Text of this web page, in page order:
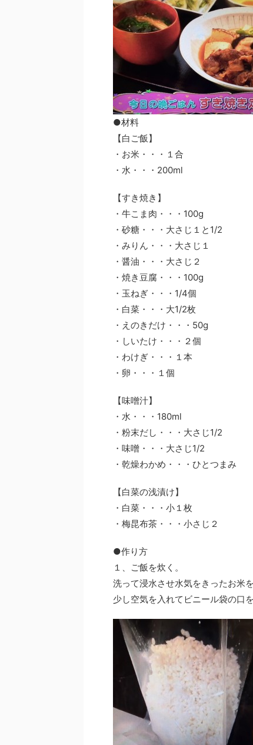
●材料
【白ご飯】
・お米・・・１合
・水・・・200ml
【すき焼き】
・牛こま肉・・・100g
・砂糖・・・大さじ１と1/2
・みりん・・・大さじ１
・醤油・・・大さじ２
・焼き豆腐・・・100g
・玉ねぎ・・・1/4個
・白菜・・・大1/2枚
・えのきだけ・・・50g
・しいたけ・・・２個
・わけぎ・・・１本
・卵・・・１個
【味噌汁】
・水・・・180ml
・粉末だし・・・大さじ1/2
・味噌・・・大さじ1/2
・乾燥わかめ・・・ひとつまみ
【白菜の浅漬け】
・白菜・・・小１枚
・梅昆布茶・・・小さじ２
●作り方
１、ご飯を炊く。
洗って浸水させ水気をきったお米
少し空気を入れてビニール袋の口を